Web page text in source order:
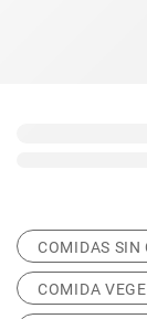
COMIDAS SIN
COMIDA